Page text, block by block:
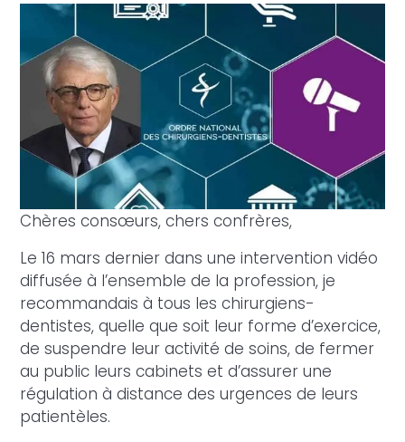
Chères consœurs, chers confrères,
Le 16 mars dernier dans une intervention vidéo
diffusée à l’ensemble de la profession, je
recommandais à tous les chirurgiens-
dentistes, quelle que soit leur forme d’exercice,
de suspendre leur activité de soins, de fermer
au public leurs cabinets et d’assurer une
régulation à distance des urgences de leurs
patientèles.